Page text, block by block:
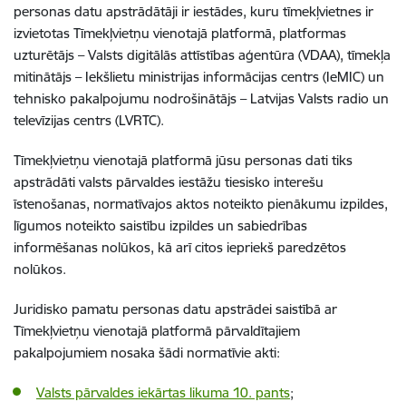
personas datu apstrādātāji ir iestādes, kuru tīmekļvietnes ir
izvietotas Tīmekļvietņu vienotajā platformā, platformas
uzturētājs – Valsts digitālās attīstības aģentūra (VDAA), tīmekļa
mitinātājs – Iekšlietu ministrijas informācijas centrs (IeMIC) un
tehnisko pakalpojumu nodrošinātājs – Latvijas Valsts radio un
televīzijas centrs (LVRTC).
Tīmekļvietņu vienotajā platformā jūsu personas dati tiks
apstrādāti valsts pārvaldes iestāžu tiesisko interešu
īstenošanas, normatīvajos aktos noteikto pienākumu izpildes,
līgumos noteikto saistību izpildes un sabiedrības
informēšanas nolūkos, kā arī citos iepriekš paredzētos
nolūkos.
Juridisko pamatu personas datu apstrādei saistībā ar
Tīmekļvietņu vienotajā platformā pārvaldītajiem
pakalpojumiem nosaka šādi normatīvie akti:
Valsts pārvaldes iekārtas likuma 10. pants;